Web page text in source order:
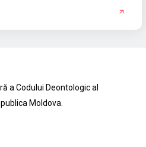
a Codului Deontologic al
Moldova.